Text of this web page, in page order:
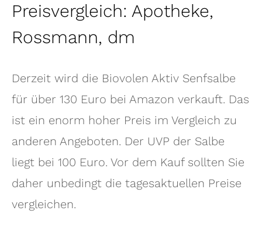
Preisvergleich: Apotheke,
Rossmann, dm
Derzeit wird die Biovolen Aktiv Senfsalbe
für über 130 Euro bei Amazon verkauft. Das
ist ein enorm hoher Preis im Vergleich zu
anderen Angeboten. Der UVP der Salbe
liegt bei 100 Euro. Vor dem Kauf sollten Sie
daher unbedingt die tagesaktuellen Preise
vergleichen.